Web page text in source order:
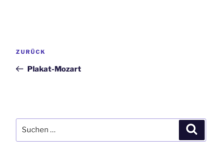
Vorheriger
ZURÜCK
Plakat-Mozart
nach: